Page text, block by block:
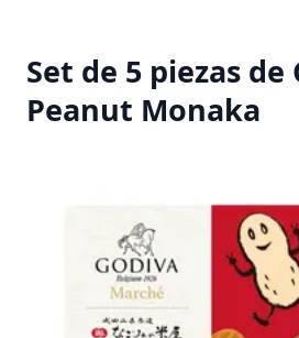
Set de 5 piezas
Peanut Monaka